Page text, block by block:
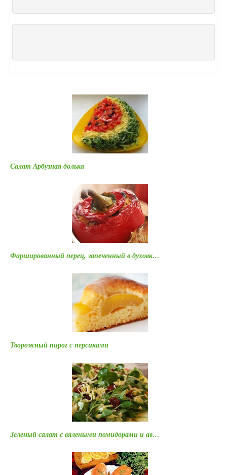
Салат Арбузная долька
Фаршированный перец, запеченный в духовк…
Творожный пирог с персиками
Зеленый салат с вялеными помидорами и ав…